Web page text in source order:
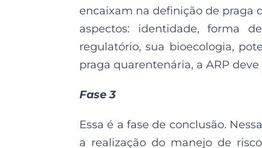
encaixam na definição de praga
aspectos: identidade, forma
regulatório, sua bioecologia,
praga quarentenária, a ARP deve
Fase 3
Essa é a fase de conclusão.
a realização do manejo de